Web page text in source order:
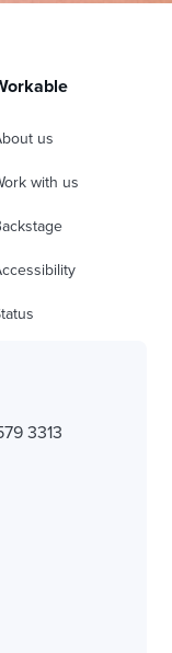
us
with us
3313